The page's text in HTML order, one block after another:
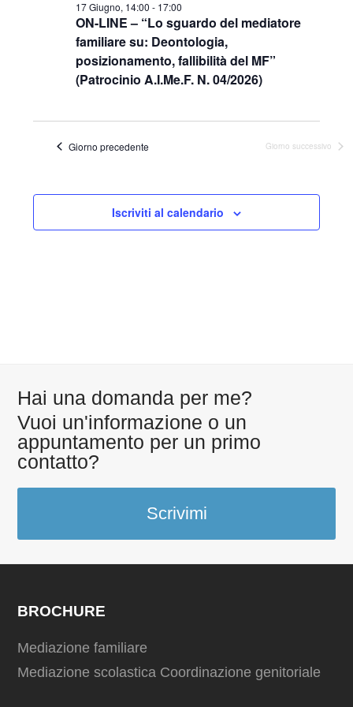
2026ON-LINE – “Lo sguardo del mediatore
familiare su: Deontologia,
posizionamento, fallibilità del MF”
(Patrocinio A.I.Me.F. N. 04/2026)
17 Giugno, 14:00 - 17:00
Giorno precedente Giorno successivo
Iscriviti al calendario
Hai una domanda per me?
Vuoi un'informazione o un
appuntamento per un primo
contatto?
Scrivimi
BROCHURE
Mediazione familiare
Mediazione scolastica Coordinazione genitoriale